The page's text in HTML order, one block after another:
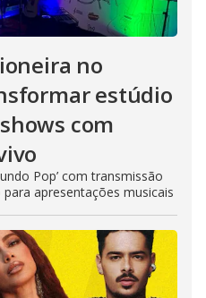
no
estúdio
com
Pop’ com transmissão
apresentações musicais